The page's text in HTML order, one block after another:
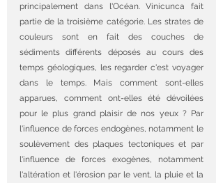
principalement dans l'Océan. Vinicunca fait
partie de la troisième catégorie. Les strates de
couleurs sont en fait des couches de
sédiments différents déposés au cours des
temps géologiques, les regarder c'est voyager
dans le temps. Mais comment sont-elles
apparues, comment ont-elles été dévoilées
pour le plus grand plaisir de nos yeux ? Par
l'influence de forces endogènes, notamment le
soulèvement des plaques tectoniques et par
l'influence de forces exogènes, notamment
l'altération et l'érosion par le vent, la pluie et la